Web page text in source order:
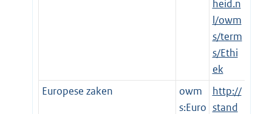
heid.n
l/owm
s/term
s/Ethi
ek
Europese zaken
owm
s:Euro
http://
stand